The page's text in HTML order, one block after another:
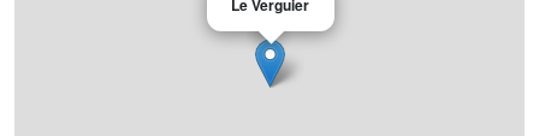
Le Verguier